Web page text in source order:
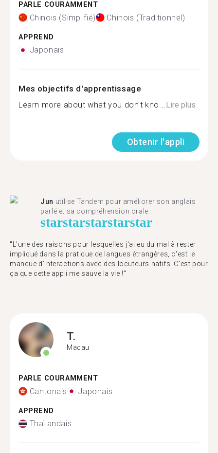
PARLE COURAMMENT
Chinois (Simplifié) Chinois (Traditionnel)
APPREND
Japonais
Mes objectifs d'apprentissage
Learn more about what you don't kno...Lire plus
Obtenir l'appli
Jun utilise Tandem pour améliorer son anglais
parlé et sa compréhension orale.
starstarstarstarstar
"L'une des raisons pour lesquelles j'ai eu du mal à rester
impliqué dans la pratique de langues étrangères, c'est le
manque d'interactions avec des locuteurs natifs. C'est pour
ça que cette appli me sauve la vie !"
T.
Macau
PARLE COURAMMENT
Cantonais Japonais
APPREND
Thaïlandais